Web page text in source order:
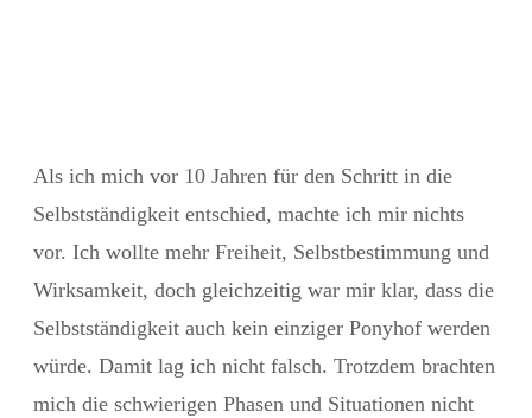
Als ich mich vor 10 Jahren für den Schritt in die
Selbstständigkeit entschied, machte ich mir nichts
vor. Ich wollte mehr Freiheit, Selbstbestimmung und
Wirksamkeit, doch gleichzeitig war mir klar, dass die
Selbstständigkeit auch kein einziger Ponyhof werden
würde. Damit lag ich nicht falsch. Trotzdem brachten
mich die schwierigen Phasen und Situationen nicht